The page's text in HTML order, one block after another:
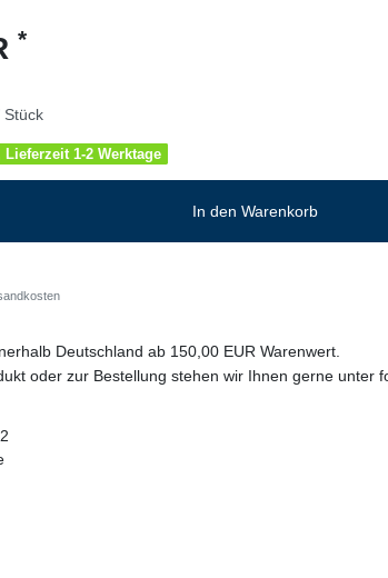
*
Stück
1-2 Werktage
In den Warenkorb
Deutschland ab 150,00 EUR Warenwert.
oder zur Bestellung stehen wir Ihnen gerne unter